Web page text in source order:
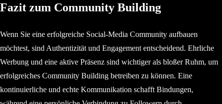
Fazit zum Community Building
Wenn Sie eine erfolgreiche Social-Media Community aufbauen
möchtest, sind Authentizität und Engagement entscheidend. Ehrliche
Werbung und eine aktive Präsenz sind wichtiger als bloßer Ruhm, um
erfolgreiches Community Building betreiben zu können. Eine
kontinuierliche und echte Kommunikation schafft Bindungen,